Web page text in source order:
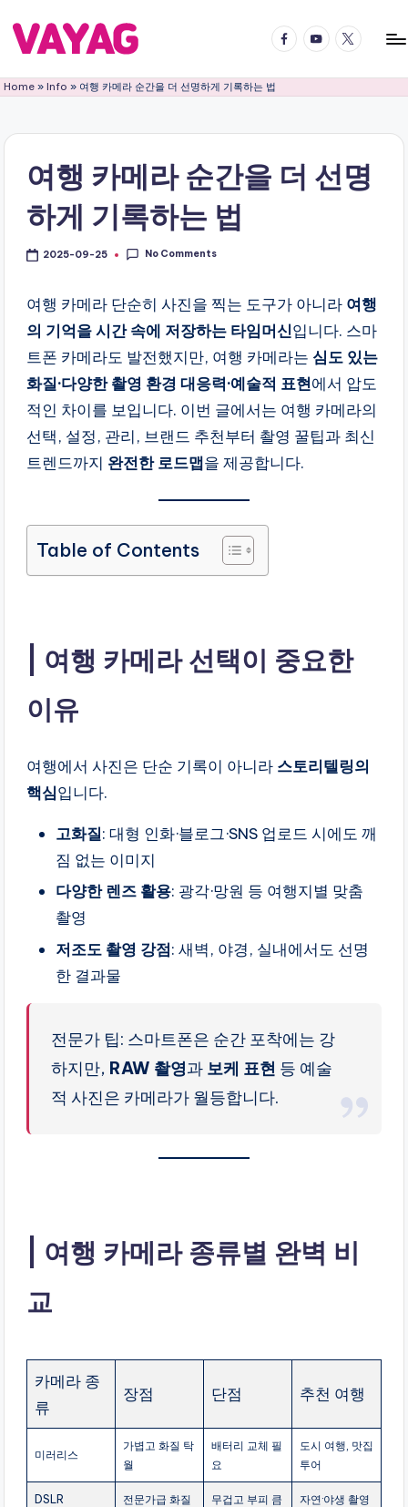
Skip
content
A
Y
G
여
행
로
그
내
외
FacebookYouTubeTwitter
Home » Info » 여행 카메라 순간을 더 선명하게 기록하는 법
여행 카메라 순간을 더 선명
하게 기록하는 법
2025-09-25 No Comments
여행 카메라 단순히 사진을 찍는 도구가 아니라 여행
의 기억을 시간 속에 저장하는 타임머신입니다. 스마
트폰 카메라도 발전했지만, 여행 카메라는 심도 있는
화질·다양한 촬영 환경 대응력·예술적 표현에서 압도
적인 차이를 보입니다. 이번 글에서는 여행 카메라의
선택, 설정, 관리, 브랜드 추천부터 촬영 꿀팁과 최신
트렌드까지 완전한 로드맵을 제공합니다.
Table of Contents
여행 카메라 선택이 중요한
이유
여행에서 사진은 단순 기록이 아니라 스토리텔링의
핵심입니다.
고화질: 대형 인화·블로그·SNS 업로드 시에도 깨
짐 없는 이미지
다양한 렌즈 활용: 광각·망원 등 여행지별 맞춤
촬영
저조도 촬영 강점: 새벽, 야경, 실내에서도 선명
한 결과물
전문가 팁: 스마트폰은 순간 포착에는 강
하지만, RAW 촬영과 보케 표현 등 예술
적 사진은 카메라가 월등합니다.
여행 카메라 종류별 완벽 비
교
카메라 종
류
장점 단점 추천 여행
미러리스
가볍고 화질 탁
월
배터리 교체 필
요
도시 여행, 맛집
투어
DSLR 전문가급 화질 무겁고 부피 큼 자연·야생 촬영